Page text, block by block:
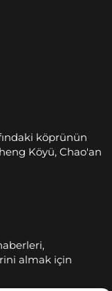
köprünün
Köyü, Chao'an
almak için